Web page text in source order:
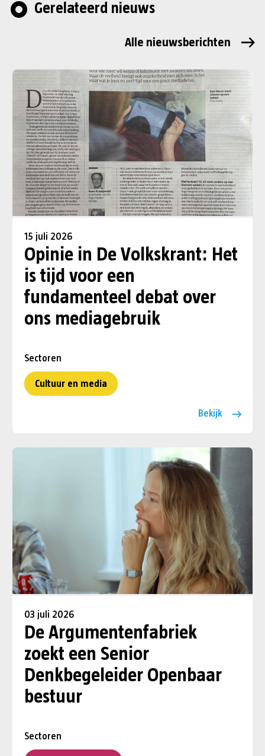
Gerelateerd nieuws
Alle nieuwsberichten
15 juli 2026
Opinie in De Volkskrant: Het
is tijd voor een
fundamenteel debat over
ons mediagebruik
Sectoren
Cultuur en media
Bekijk
03 juli 2026
De Argumentenfabriek
zoekt een Senior
Denkbegeleider Openbaar
bestuur
Sectoren